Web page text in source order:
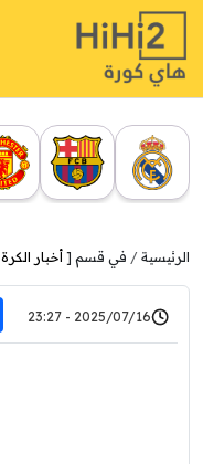
الرئيسية في قسم [ أخبار
2025/07/16 - 23:27